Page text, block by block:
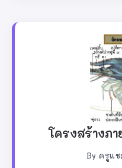
โครงสร้างภ
By ครูแ